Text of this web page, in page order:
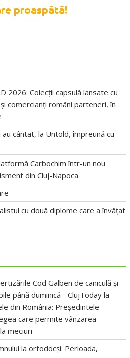
2026: Colecții capsulă lansate cu
comercianți români parteneri, în
cântat, la Untold, împreună cu
Carbochim într-un nou
din Cluj-Napoca
cu două diplome care a învățat
Cod Galben de caniculă și
până duminică - ClujToday la
din România: Președintele
care permite vânzarea
meciuri
la ortodocși: Perioada,